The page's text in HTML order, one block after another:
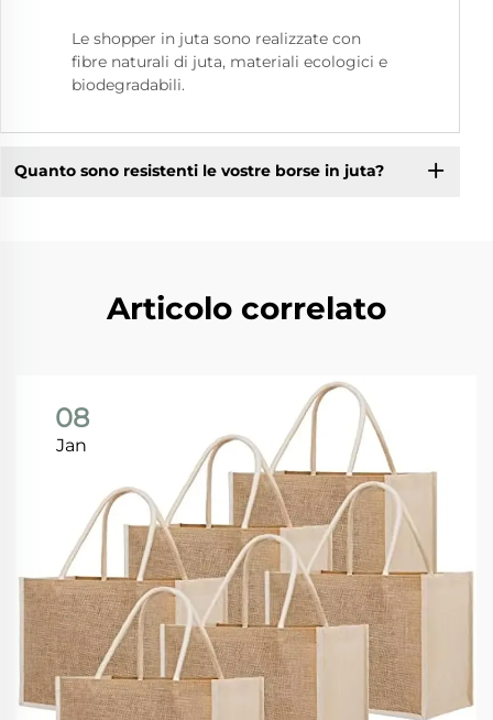
Le shopper in juta sono realizzate con
fibre naturali di juta, materiali ecologici e
biodegradabili.
Quanto sono resistenti le vostre borse in juta?
Articolo correlato
08
Jan